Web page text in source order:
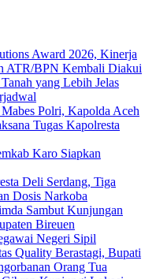
Award 2026, Kinerja
ATR/BPN Kembali Diakui
yang Lebih Jelas
Polri, Kapolda Aceh
Tugas Kapolresta
Karo Siapkan
Deli Serdang, Tiga
Dosis Narkoba
Sambut Kunjungan
Bireuen
Negeri Sipil
Quality Berastagi, Bupati
Orang Tua